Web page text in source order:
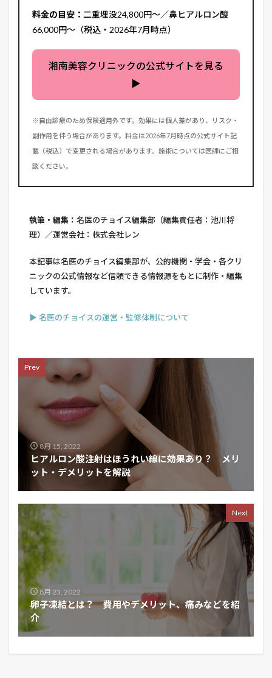
料金の目安： 二重埋没24,800円〜／鼻ヒアルロン酸
66,000円〜（税込・2026年7月時点）
湘南美容クリニックの公式サイトを見る
▶
※自由診療のため保険適用外です。効果には個人差があり、リスク・
副作用を伴う場合があります。料金は2026年7月時点の公式サイト記
載（税込）で変更される場合があります。施術については医師にご相
談ください。
執筆・編集： 名医のチョイス編集部（編集責任者：池川将
理）／運営会社：株式会社レン
本記事は名医のチョイス編集部が、公的機関・学会・各クリ
ニックの公式情報など信頼できる情報源をもとに制作・編集
しています。
▶ 名医のチョイスの運営・監修体制について
Prev
8月 15, 2022
ヒアルロン酸注射はほうれい線に効果あり？ メリ
ット・デメリットを解説
Next
8月 23, 2022
卵子凍結とは？ 費用やデメリット、痛みなどを紹
介